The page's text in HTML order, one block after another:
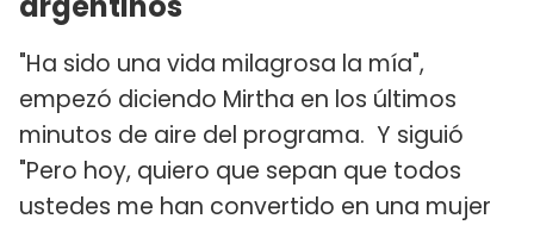
"Ha sido una vida milagrosa la mía",
empezó diciendo Mirtha en los últimos
minutos de aire del programa. Y siguió
"Pero hoy, quiero que sepan que todos
ustedes me han convertido en una mujer